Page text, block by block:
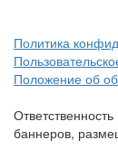
Политика
Положение об
баннеров,